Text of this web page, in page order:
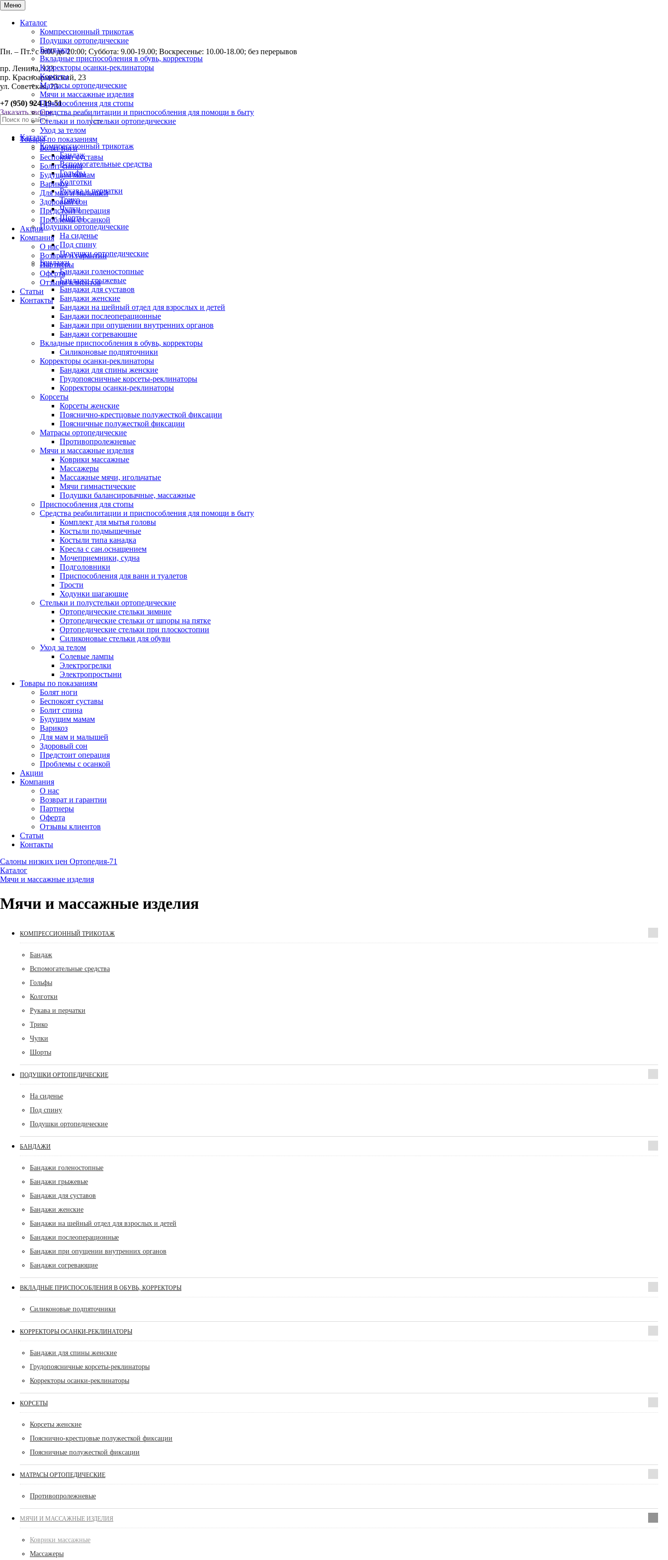
Меню
Каталог
Компрессионный трикотаж
Подушки ортопедические
Бандажи
Вкладные приспособления в обувь, корректоры
Корректоры осанки-реклинаторы
Корсеты
Матрасы ортопедические
Мячи и массажные изделия
Приспособления для стопы
Средства реабилитации и приспособления для помощи в быту
Стельки и полустельки ортопедические
Уход за телом
Товары по показаниям
Болят ноги
Беспокоят суставы
Болит спина
Будущим мамам
Варикоз
Для мам и малышей
Здоровый сон
Предстоит операция
Проблемы с осанкой
Акции
Компания
О нас
Возврат и гарантии
Партнеры
Оферта
Отзывы клиентов
Статьи
Контакты
Пн. – Пт.: с 9:00 до 20:00; Суббота: 9.00-19.00; Воскресенье: 10.00-18.00; без перерывов
пр. Ленина, 123
пр. Красноармейский, 23
ул. Советская, 23
+7 (950) 924-19-51
Заказать звонок
Каталог
Компрессионный трикотаж
Бандаж
Вспомогательные средства
Гольфы
Колготки
Рукава и перчатки
Трико
Чулки
Шорты
Подушки ортопедические
На сиденье
Под спину
Подушки ортопедические
Бандажи
Бандажи голеностопные
Бандажи грыжевые
Бандажи для суставов
Бандажи женские
Бандажи на шейный отдел для взрослых и детей
Бандажи послеоперационные
Бандажи при опущении внутренних органов
Бандажи согревающие
Вкладные приспособления в обувь, корректоры
Силиконовые подпяточники
Корректоры осанки-реклинаторы
Бандажи для спины женские
Грудопоясничные корсеты-реклинаторы
Корректоры осанки-реклинаторы
Корсеты
Корсеты женские
Пояснично-крестцовые полужесткой фиксации
Поясничные полужесткой фиксации
Матрасы ортопедические
Противопролежневые
Мячи и массажные изделия
Коврики массажные
Массажеры
Массажные мячи, игольчатые
Мячи гимнастические
Подушки балансировачные, массажные
Приспособления для стопы
Средства реабилитации и приспособления для помощи в быту
Комплект для мытья головы
Костыли подмышечные
Костыли типа канадка
Кресла с сан.оснащением
Мочеприемники, судна
Подголовники
Приспособления для ванн и туалетов
Трости
Ходунки шагающие
Стельки и полустельки ортопедические
Ортопедические стельки зимние
Ортопедические стельки от шпоры на пятке
Ортопедические стельки при плоскостопии
Силиконовые стельки для обуви
Уход за телом
Солевые лампы
Электрогрелки
Электропростыни
Товары по показаниям
Болят ноги
Беспокоят суставы
Болит спина
Будущим мамам
Варикоз
Для мам и малышей
Здоровый сон
Предстоит операция
Проблемы с осанкой
Акции
Компания
О нас
Возврат и гарантии
Партнеры
Оферта
Отзывы клиентов
Статьи
Контакты
Салоны низких цен Ортопедия-71
Каталог
Мячи и массажные изделия
Мячи и массажные изделия
КОМПРЕССИОННЫЙ ТРИКОТАЖ
Бандаж
Вспомогательные средства
Гольфы
Колготки
Рукава и перчатки
Трико
Чулки
Шорты
ПОДУШКИ ОРТОПЕДИЧЕСКИЕ
На сиденье
Под спину
Подушки ортопедические
БАНДАЖИ
Бандажи голеностопные
Бандажи грыжевые
Бандажи для суставов
Бандажи женские
Бандажи на шейный отдел для взрослых и детей
Бандажи послеоперационные
Бандажи при опущении внутренних органов
Бандажи согревающие
ВКЛАДНЫЕ ПРИСПОСОБЛЕНИЯ В ОБУВЬ, КОРРЕКТОРЫ
Силиконовые подпяточники
КОРРЕКТОРЫ ОСАНКИ-РЕКЛИНАТОРЫ
Бандажи для спины женские
Грудопоясничные корсеты-реклинаторы
Корректоры осанки-реклинаторы
КОРСЕТЫ
Корсеты женские
Пояснично-крестцовые полужесткой фиксации
Поясничные полужесткой фиксации
МАТРАСЫ ОРТОПЕДИЧЕСКИЕ
Противопролежневые
МЯЧИ И МАССАЖНЫЕ ИЗДЕЛИЯ
Коврики массажные
Массажеры